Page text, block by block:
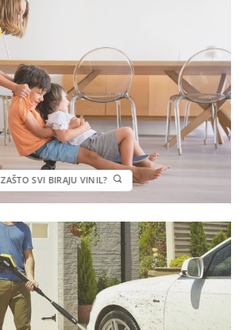
ZAŠTO SVI BIRAJU VINIL?